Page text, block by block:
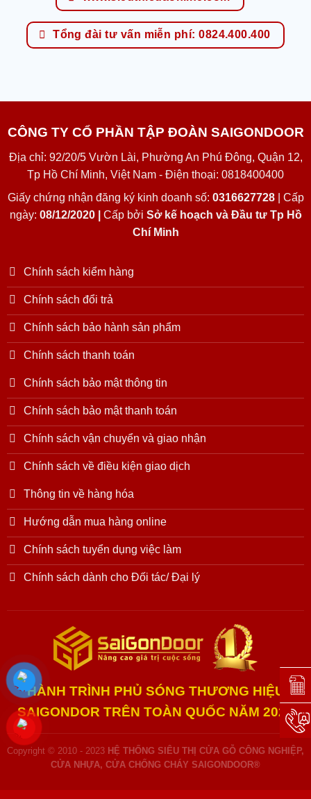
Tổng đài tư vấn miễn phí: 0824.400.400
CÔNG TY CỔ PHẦN TẬP ĐOÀN SAIGONDOOR
Địa chỉ: 92/20/5 Vườn Lài, Phường An Phú Đông, Quận 12,
Tp Hồ Chí Minh, Việt Nam - Điện thoại: 0818400400
Giấy chứng nhận đăng ký kinh doanh số: 0316627728| Cấp
ngày: 08/12/2020 | Cấp bởi Sở kế hoạch và Đầu tư Tp Hồ
Chí Minh
Chính sách kiểm hàng
Chính sách đổi trả
Chính sách bảo hành sản phẩm
Chính sách thanh toán
Chính sách bảo mật thông tin
Chính sách bảo mật thanh toán
Chính sách vận chuyển và giao nhận
Chính sách về điều kiện giao dịch
Thông tin về hàng hóa
Hướng dẫn mua hàng online
Chính sách tuyển dụng việc làm
Chính sách dành cho Đối tác/ Đại lý
HÀNH TRÌNH PHỦ SÓNG THƯƠNG HIỆU
SAIGONDOR TRÊN TOÀN QUỐC NĂM 2025
Copyright © 2010 - 2023 HỆ THỐNG SIÊU THỊ CỬA GỖ CÔNG NGHIỆP,
CỬA NHỰA, CỬA CHỐNG CHÁY SAIGONDOOR®
Đặt